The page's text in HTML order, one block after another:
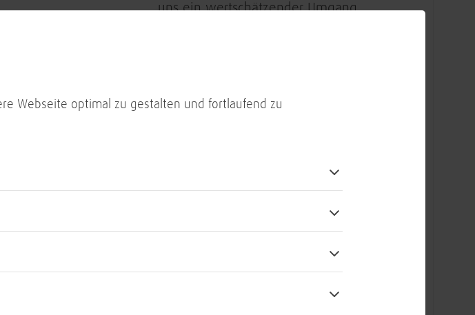
Webseite optimal zu gestalten und fortlaufend zu
aktueller
Umfeld öffentlicher
uns ein wertschätzender Umgang
71.000 € und 104.040 €. Die
Du startest grundsätzlich mit 30